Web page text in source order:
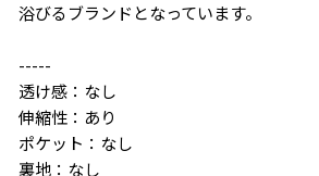
浴びるブランドとなっています。
-----
透け感：なし
伸縮性：あり
ポケット：なし
裏地：なし